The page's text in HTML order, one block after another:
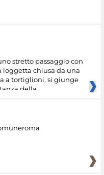
stretto passaggio con
loggetta chiusa da una
a tortiglioni, si giunge
della